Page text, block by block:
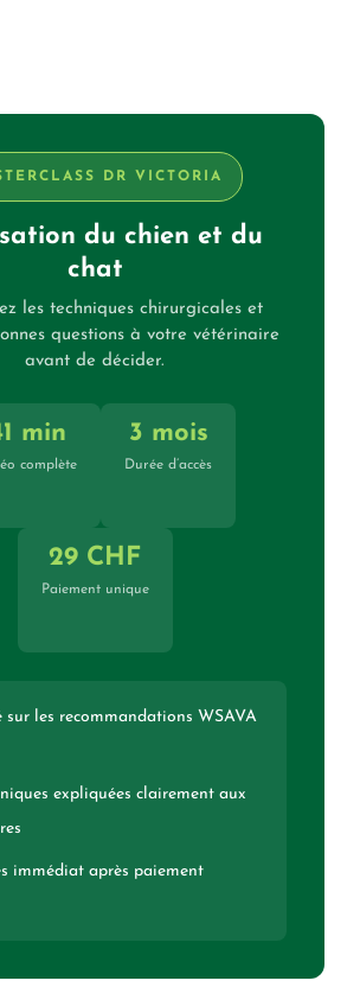
DR VICTORIA
du chien et du
chat
les techniques chirurgicales et
questions à votre vétérinaire
avant de décider.
min
complète
3 mois
Durée d’accès
29 CHF
Paiement unique
sur les recommandations WSAVA
expliquées clairement aux
immédiat après paiement